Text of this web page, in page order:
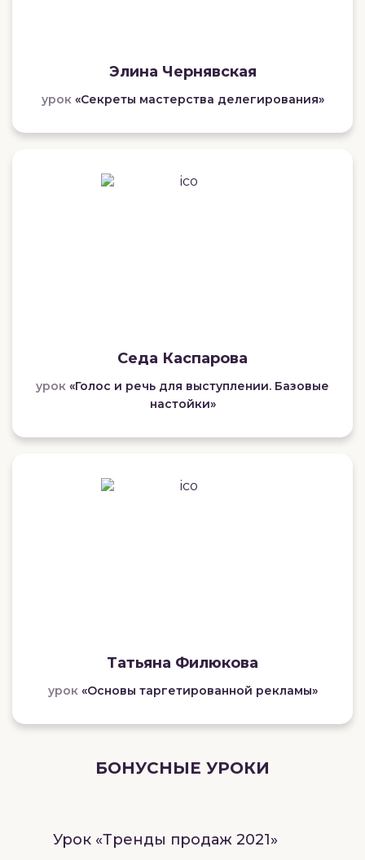
Элина Чернявская
урок «Секреты мастерства делегирования»
Седа Каспарова
урок «Голос и речь для выступлении. Базовые
настойки»
Татьяна Филюкова
урок «Основы таргетированной рекламы»
БОНУСНЫЕ УРОКИ
Урок «Тренды продаж 2021»